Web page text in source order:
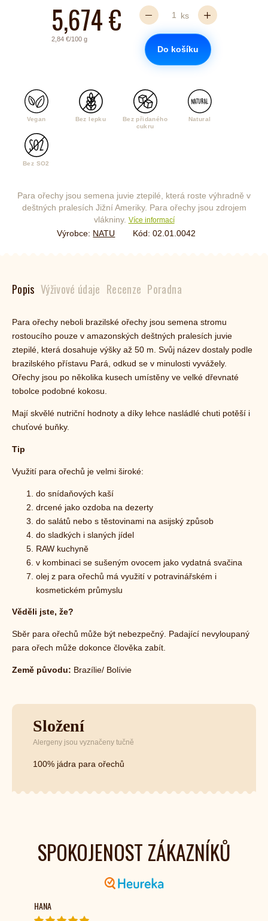
5,674 €
2,84 €/100 g
ks
Do košíku
Vegan Bez lepku
Bez přidaného
cukru
Natural
Bez SO2
Para ořechy jsou semena juvie ztepilé, která roste výhradně v
deštných pralesích Jižní Ameriky. Para ořechy jsou zdrojem
vlákniny. Více informací
Výrobce: NATU Kód: 02.01.0042
Popis Výživové údaje Recenze Poradna
Para ořechy neboli brazilské ořechy jsou semena stromu
rostoucího pouze v amazonských deštných pralesích juvie
ztepilé, která dosahuje výšky až 50 m. Svůj název dostaly podle
brazilského přístavu Pará, odkud se v minulosti vyvážely.
Ořechy jsou po několika kusech umístěny ve velké dřevnaté
tobolce podobné kokosu.
Mají skvělé nutriční hodnoty a díky lehce nasládlé chuti potěší i
chuťové buňky.
Tip
Využití para ořechů je velmi široké:
do snídaňových kaší
drcené jako ozdoba na dezerty
do salátů nebo s těstovinami na asijský způsob
do sladkých i slaných jídel
RAW kuchyně
v kombinaci se sušeným ovocem jako vydatná svačina
olej z para ořechů má využití v potravinářském i
kosmetickém průmyslu
Věděli jste, že?
Sběr para ořechů může být nebezpečný. Padající nevyloupaný
para ořech může dokonce člověka zabít.
Země původu: Brazílie/ Bolívie
Složení
Alergeny jsou vyznačeny tučně
100% jádra para ořechů
SPOKOJENOST ZÁKAZNÍKŮ
HANA